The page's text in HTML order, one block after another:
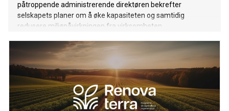
påtroppende administrerende direktøren bekrefter
selskapets planer om å øke kapasiteten og samtidig
redusere miljøpåvirkningen fra virksomheten.